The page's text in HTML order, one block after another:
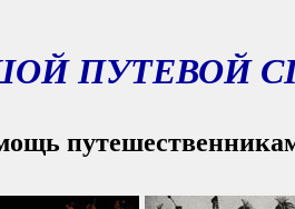
ПУТЕВОЙ